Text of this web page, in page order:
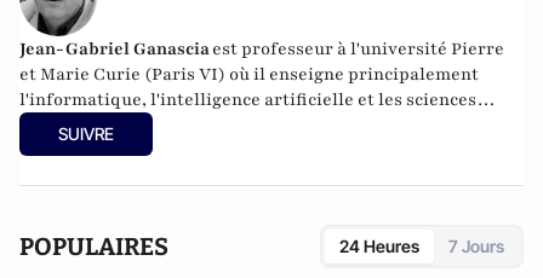
Jean-Gabriel Ganasciaestprofesseur à l'université Pierre
et Marie Curie (Paris VI) où il enseigne principalement
l'informatique, l'intelligence artificielle et les sciences
cognitives. Il poursuit des recherches au sein du
le
du pôle IA où il anime l'équipe
SUIVRE
POPULAIRES 24 Heures 7 Jours